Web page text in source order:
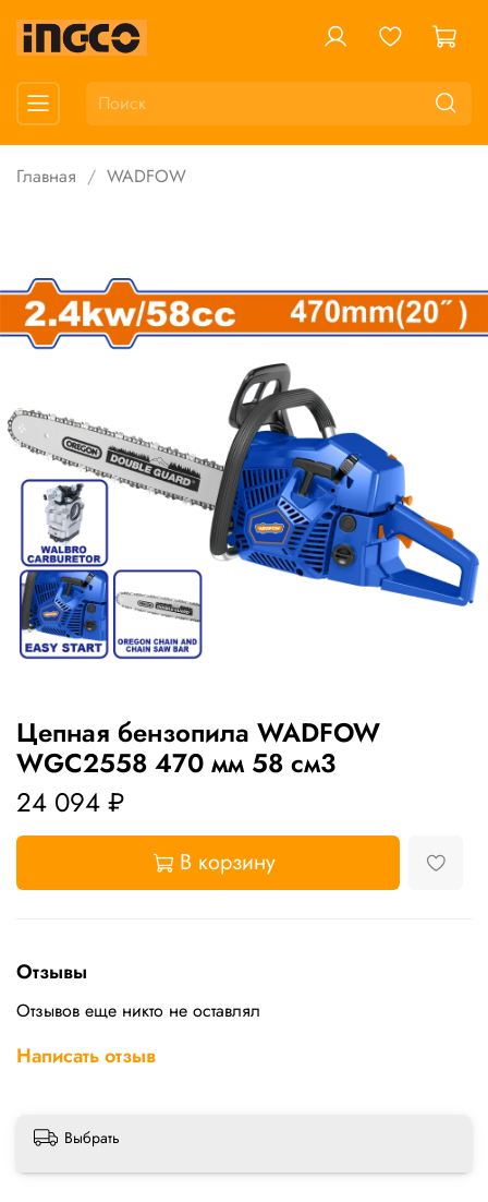
Главная WADFOW
Цепная бензопила WADFOW
WGC2558 470 мм 58 см3
24 094 ₽
В корзину
Отзывы
Отзывов еще никто не оставлял
Написать отзыв
Выбрать